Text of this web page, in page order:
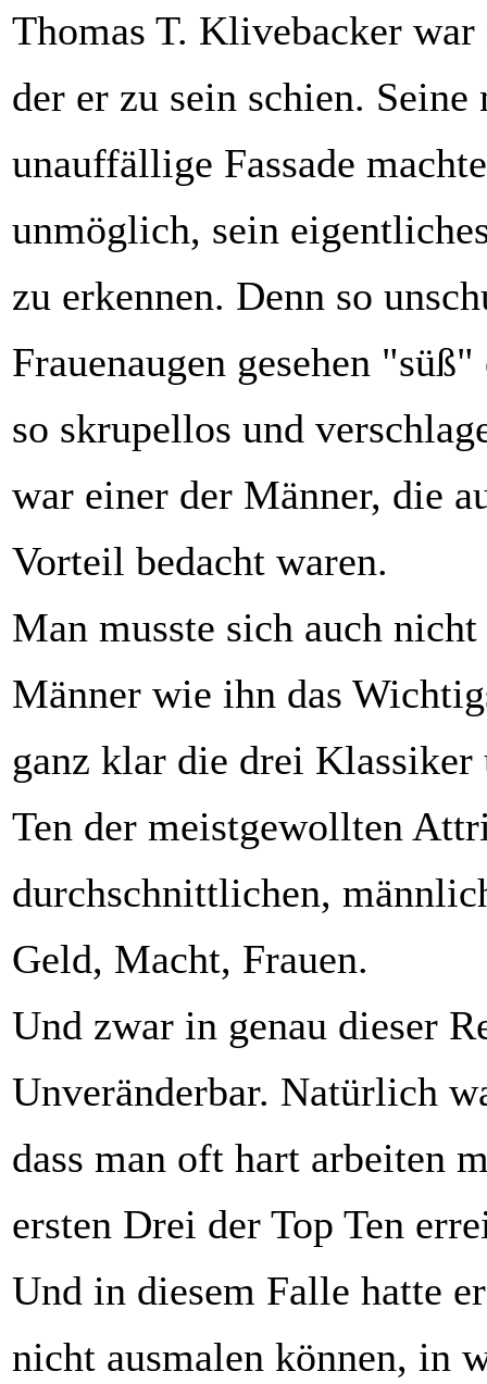
Thomas T. Klivebacker
der er zu sein schien. Seine
unauffällige Fassade
unmöglich, sein
zu erkennen. Denn so
Frauenaugen gesehen
so skrupellos und
war einer der Männer, die
Vorteil bedacht waren.
Man musste sich auch
Männer wie ihn das
ganz klar die drei Klassiker
Ten der meistgewollten
durchschnittlichen,
Geld, Macht, Frauen.
Und zwar in genau dieser
Unveränderbar. Natürlich
dass man oft hart arbeiten
ersten Drei der Top Ten
Und in diesem Falle hatte
nicht ausmalen können, in